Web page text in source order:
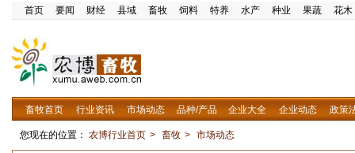
首页 要闻 财经 县域 畜牧 饲料 特养 水产 种业 果蔬 花木
畜牧首页 行业资讯 市场动态 品种/产品 企业大全 企业动态 政策
您现在的位置： 农博行业首页 > 畜牧 > 市场动态